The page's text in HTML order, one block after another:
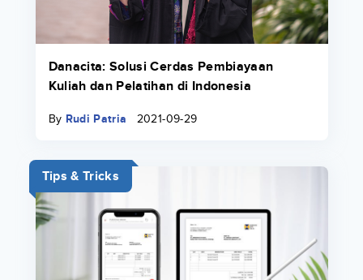
Danacita: Solusi Cerdas Pembiayaan
Kuliah dan Pelatihan di Indonesia
By Rudi Patria 2021-09-29
Tips & Tricks